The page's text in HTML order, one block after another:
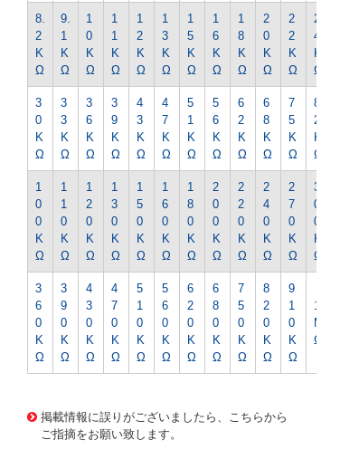
8.
2
K
Ω
9.
1
K
Ω
1
0
K
Ω
1
1
K
Ω
1
2
K
Ω
1
3
K
Ω
1
5
K
Ω
1
6
K
Ω
1
8
K
Ω
2
0
K
Ω
2
2
K
Ω
2
4
K
Ω
3
0
K
Ω
3
3
K
Ω
3
6
K
Ω
3
9
K
Ω
4
3
K
Ω
4
7
K
Ω
5
1
K
Ω
5
6
K
Ω
6
2
K
Ω
6
8
K
Ω
7
5
K
Ω
8
2
K
Ω
1
0
0
K
Ω
1
1
0
K
Ω
1
2
0
K
Ω
1
3
0
K
Ω
1
5
0
K
Ω
1
6
0
K
Ω
1
8
0
K
Ω
2
0
0
K
Ω
2
2
0
K
Ω
2
4
0
K
Ω
2
7
0
K
Ω
3
0
0
K
Ω
3
6
0
K
Ω
3
9
0
K
Ω
4
3
0
K
Ω
4
7
0
K
Ω
5
1
0
K
Ω
5
6
0
K
Ω
6
2
0
K
Ω
6
8
0
K
Ω
7
5
0
K
Ω
8
2
0
K
Ω
9
1
0
K
Ω
1
M
Ω
掲載情報に誤りがございましたら、こちらから
ご指摘をお願い致します。